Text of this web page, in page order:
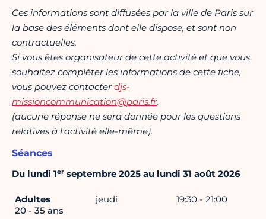
Ces informations sont diffusées par la ville de Paris sur
la base des éléments dont elle dispose, et sont non
contractuelles.
Si vous êtes organisateur de cette activité et que vous
souhaitez compléter les informations de cette fiche,
vous pouvez contacterdjs-
missioncommunication@paris.fr.
(aucune réponse ne sera donnée pour les questions
relatives à l'activité elle-même).
Séances
Du lundi 1er septembre 2025 au lundi 31 août 2026
Adultes
20 - 35 ans
jeudi 19:30 - 21:00